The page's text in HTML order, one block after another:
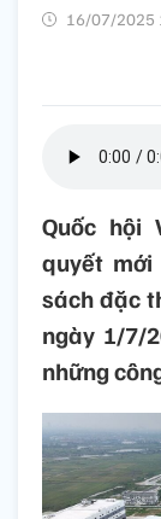
16/07/2025
Quốc hội
quyết
sách đặc
ngày 1/7/
những